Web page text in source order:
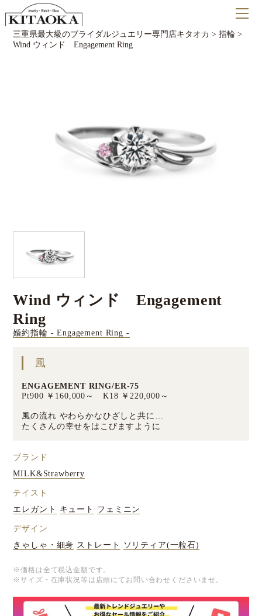
三重県最大級のブライダルジュエリー専門店キタオカ >指輪 >
Wind ウィンド Engagement Ring
Wind ウィンド Engagement
Ring
婚約指輪 - Engagement Ring -
風
ENGAGEMENT RING/ER-75
Pt900 ￥160,000～ K18 ￥220,000～
風の流れ やわらかなひざしと共に…
たくさんの幸せをはこびますように
ブランド
MILK&Strawberry
テイスト
エレガント
キュート フェミニン
デザイン
きゃしゃ・細身 ストレート ソリティア(一粒石)
※価格は全て税込金額です。
※サイズ・在庫状況等は店頭にてお問い合わせくださいませ。